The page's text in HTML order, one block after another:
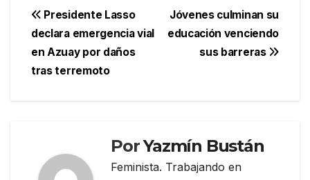
Navegación
de
entradas
Jóvenes culminan su
educación venciendo
sus barreras
Presidente Lasso
declara emergencia vial
en Azuay por daños
tras terremoto
PorYazmín Bustán
Feminista. Trabajando en